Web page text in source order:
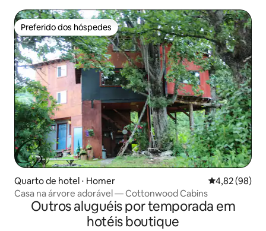
Preferido dos hóspedes
Preferido dos hóspedes
Quarto de hotel ⋅ Homer 4,82 de uma
4,82 (98)
Casa na árvore adorável — Cottonwood Cabins
Outros aluguéis por temporada em
hotéis boutique